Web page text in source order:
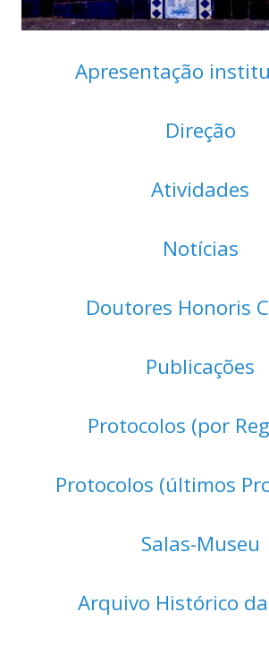
Apresentação
Direção
Atividades
Notícias
Doutores Honoris
Publicações
Protocolos (por
Protocolos (últimos
Salas-Museu
Arquivo Histórico da